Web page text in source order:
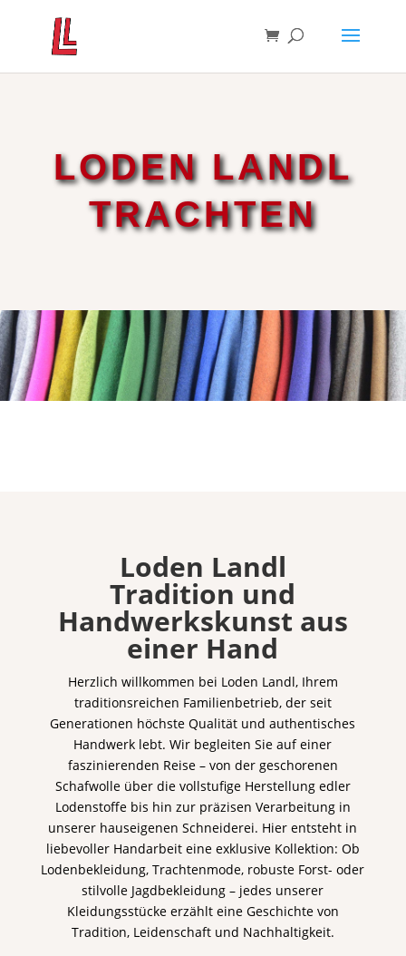
LODEN LANDL
TRACHTEN
Loden Landl
Tradition und
Handwerkskunst aus
einer Hand
Herzlich willkommen bei Loden Landl, Ihrem
traditionsreichen Familienbetrieb, der seit
Generationen höchste Qualität und authentisches
Handwerk lebt. Wir begleiten Sie auf einer
faszinierenden Reise – von der geschorenen
Schafwolle über die vollstufige Herstellung edler
Lodenstoffe bis hin zur präzisen Verarbeitung in
unserer hauseigenen Schneiderei. Hier entsteht in
liebevoller Handarbeit eine exklusive Kollektion: Ob
Lodenbekleidung, Trachtenmode, robuste Forst- oder
stilvolle Jagdbekleidung – jedes unserer
Kleidungsstücke erzählt eine Geschichte von
Tradition, Leidenschaft und Nachhaltigkeit.